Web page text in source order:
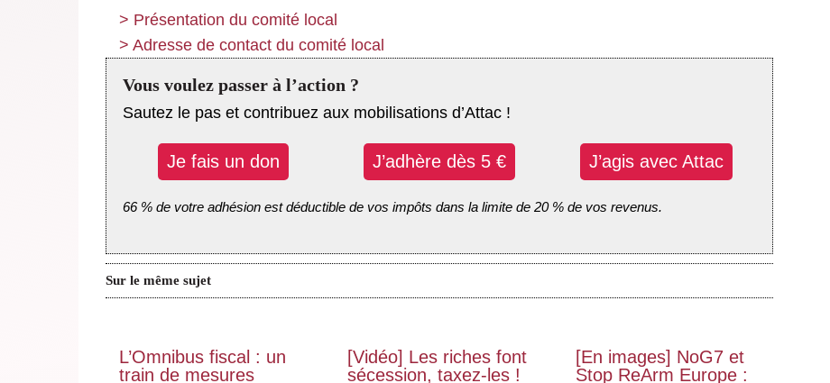
> Présentation du comité local
> Adresse de contact du comité local
Vous voulez passer à l’action ?
Sautez le pas et contribuez aux mobilisations d’Attac !
Je fais un don J’adhère dès 5 € J’agis avec Attac
66 % de votre adhésion est déductible de vos impôts dans la limite de 20 % de vos revenus.
Sur le même sujet
L’Omnibus fiscal : un
train de mesures
[Vidéo] Les riches font
sécession, taxez-les !
[En images] NoG7 et
Stop ReArm Europe :